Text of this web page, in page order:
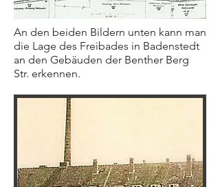
An den beiden Bildern unten kann man
die Lage des Freibades in Badenstedt
an den Gebäuden der Benther Berg
Str. erkennen.